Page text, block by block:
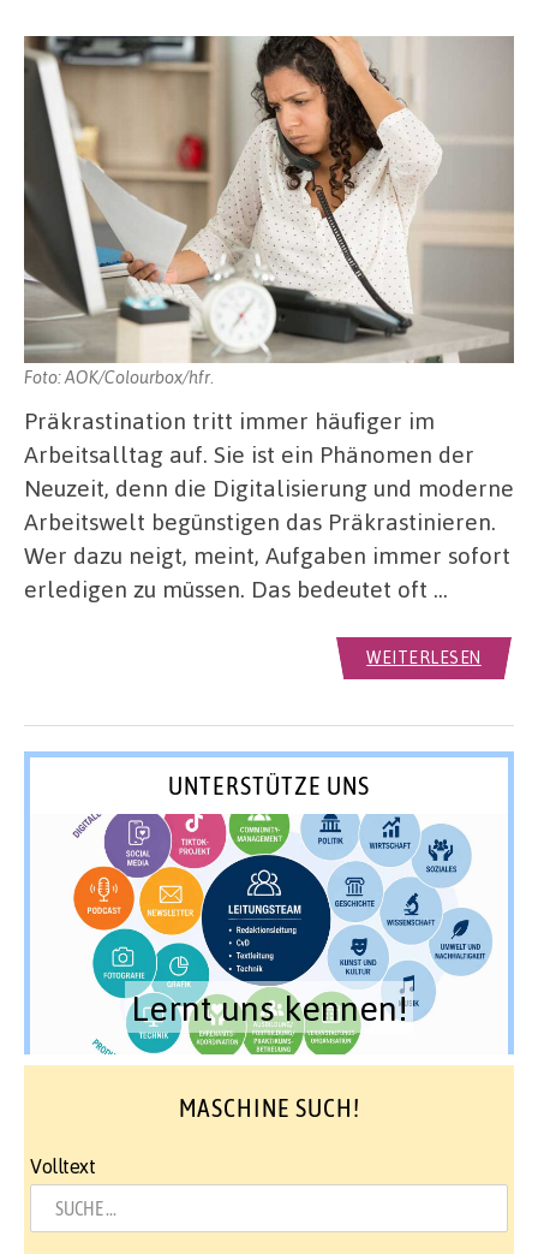
Foto: AOK/Colourbox/hfr.
Präkrastination tritt immer häufiger im
Arbeitsalltag auf. Sie ist ein Phänomen der
Neuzeit, denn die Digitalisierung und moderne
Arbeitswelt begünstigen das Präkrastinieren.
Wer dazu neigt, meint, Aufgaben immer sofort
erledigen zu müssen. Das bedeutet oft …
WEITERLESEN
UNTERSTÜTZE UNS
Lernt uns kennen!
MASCHINE SUCH!
Volltext